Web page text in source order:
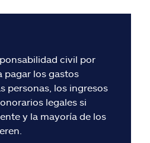
civil por
pagar los gastos
personas, los ingresos
legales si
y la mayoría de los